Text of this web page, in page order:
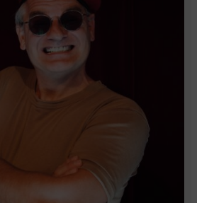
Standort Neuruppin
Museum Wustrau
Dosse